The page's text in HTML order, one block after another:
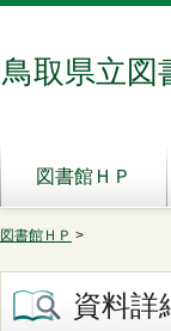
鳥取県立図
図書館ＨＰ
図書館ＨＰ >
資料詳